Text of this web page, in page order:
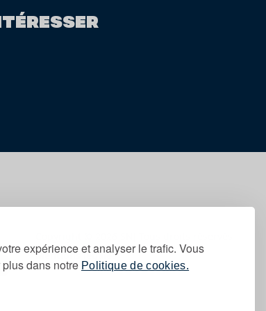
expérience et analyser le trafic. Vous
dans notre Politique de cookies.
Mentions légales